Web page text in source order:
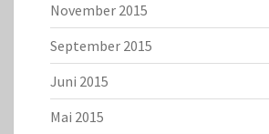
November 2015
September 2015
Juni 2015
Mai 2015